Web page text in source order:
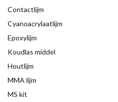
Contactlijm
Cyanoacrylaatlijm
Epoxylijm
Koudlas middel
Houtlijm
MMA lijm
MS kit